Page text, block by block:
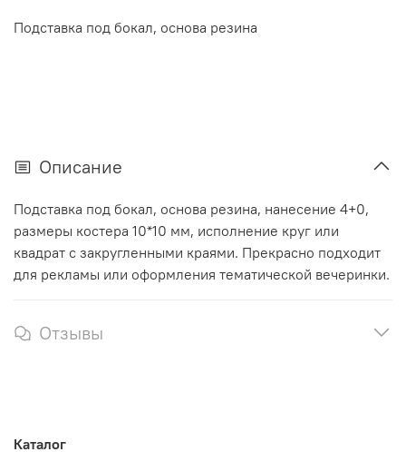
Подставка под бокал, основа резина
Описание
Подставка под бокал, основа резина, нанесение 4+0,
размеры костера 10*10 мм, исполнение круг или
квадрат с закругленными краями. Прекрасно подходит
для рекламы или оформления тематической вечеринки.
Отзывы
Каталог